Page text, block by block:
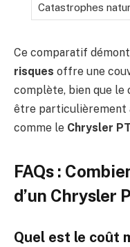
Catastrophes
Ce comparatif
risques offre une
complète, bien que le
être particulièrement
comme le Chrysler
FAQs :
d’un Chrysler
Quel est le coût